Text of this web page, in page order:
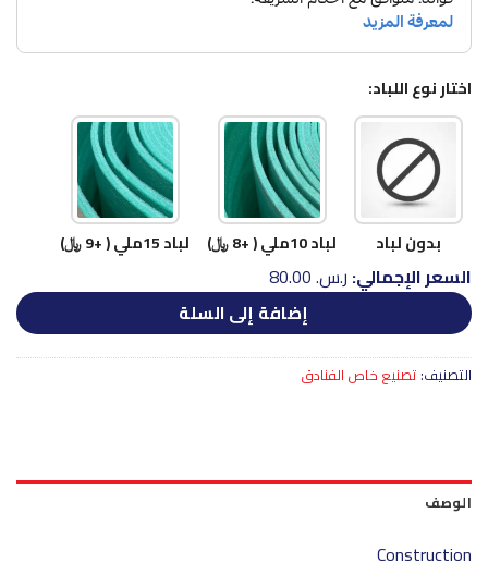
اختار نوع اللباد:
بدون لباد لباد 10ملي ( +8 ﷼) لباد 15ملي ( +9 ﷼)
السعر الإجمالي: ر.س.‏ 80.00
إضافة إلى السلة
التصنيف: تصنيع خاص الفنادق
الوصف
Construction